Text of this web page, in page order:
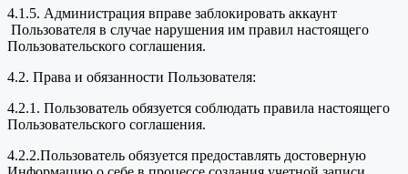
4.1.5. Администрация вправе заблокировать аккаунт
Пользователя в случае нарушения им правил настоящего
Пользовательского соглашения.
4.2. Права и обязанности Пользователя:
4.2.1. Пользователь обязуется соблюдать правила настоящего
Пользовательского соглашения.
4.2.2.Пользователь обязуется предоставлять достоверную